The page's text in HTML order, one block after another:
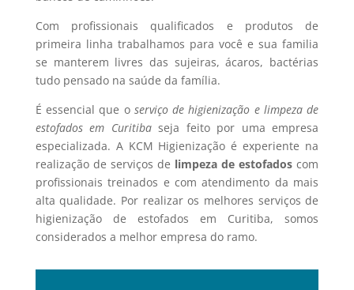
Com profissionais qualificados e produtos de
primeira linha trabalhamos para você e sua familia
se manterem livres das sujeiras, ácaros, bactérias
tudo pensado na saúde da família.
É essencial que o serviço de higienização e limpeza de
estofados em Curitibaseja feito por uma empresa
especializada. A KCM Higienização é experiente na
realização de serviços de limpeza de estofados com
profissionais treinados e com atendimento da mais
alta qualidade. Por realizar os melhores serviços de
higienização de estofados em Curitiba, somos
considerados a melhor empresa do ramo.